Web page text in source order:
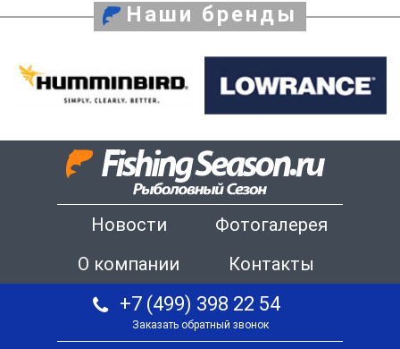
Наши бренды
Новости
Фотогалерея
О компании
Контакты
+7 (499) 398 22 54
Заказать обратный звонок